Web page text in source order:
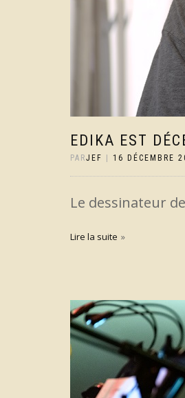
EDIKA EST
PARJEF 16 DÉCEMBRE
Le dessinateur
Lire la suite